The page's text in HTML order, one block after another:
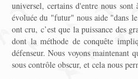
universel, certains d'entre nous sont
évoluée du "futur" nous aide "dans
ont cru, c’est que la puissance des
dont la méthode de conquête
défenseur. Nous voyons maintenant
sous contrôle obscur, et cela nous